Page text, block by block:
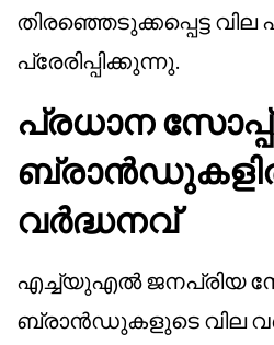
തിരഞ്ഞെടുക്കപ്പെട്ട
പ്രേരിപ്പിക്കുന്നു.
പ്രധാന സോപ്പ്
വർദ്ധനവ്
എച്ച്യു‌എൽ ജനപ്രിയ
ബ്രാൻഡുകളുടെ വില